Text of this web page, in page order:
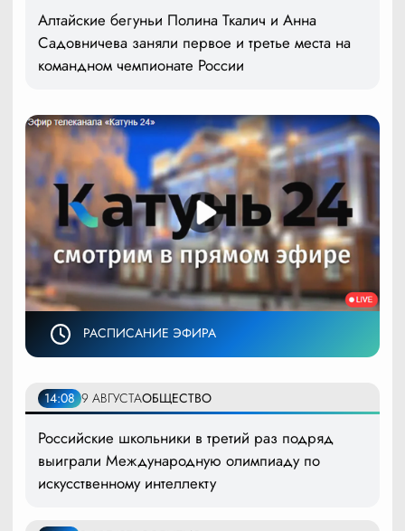
Алтайские бегуньи Полина Ткалич и Анна
Садовничева заняли первое и третье места на
командном чемпионате России
РАСПИСАНИЕ ЭФИРА
14:08 9 АВГУСТАОБЩЕСТВО
Российские школьники в третий раз подряд
выиграли Международную олимпиаду по
искусственному интеллекту